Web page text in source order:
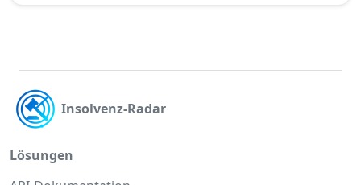
Insolvenz-Radar
Lösungen